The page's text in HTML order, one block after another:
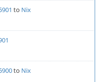
to Nix
to Nix